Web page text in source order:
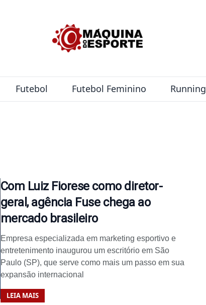
Futebol Futebol Feminino Running
Com Luiz Fiorese como diretor-
geral, agência Fuse chega ao
mercado brasileiro
Empresa especializada em marketing esportivo e
entretenimento inaugurou um escritório em São
Paulo (SP), que serve como mais um passo em sua
expansão internacional
LEIA MAIS